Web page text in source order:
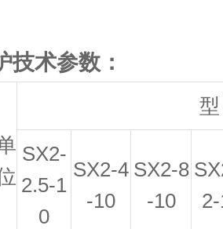
技术参数：
SX2-
2.5-1
0
SX2-4
-10
SX2-8
-10